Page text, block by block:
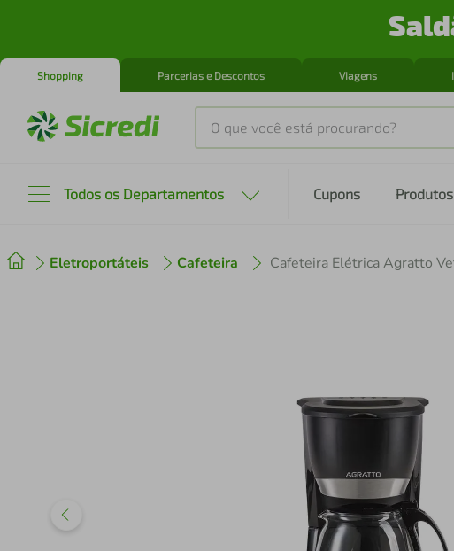
Shopping Parcerias e Descontos Viagens
O que você está procurando?
Todos os Departamentos Cupons
Eletroportáteis Cafeteira Cafeteira Elétrica Agratto
2º cafeteira